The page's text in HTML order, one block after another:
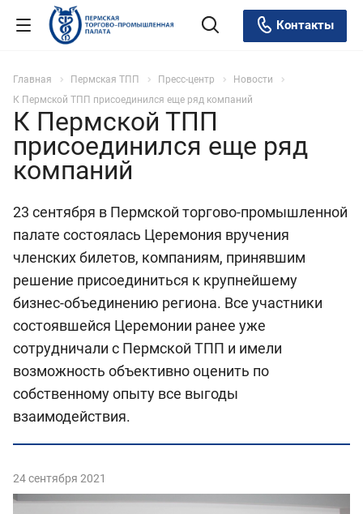
Контакты
Главная Пермская ТПП Пресс-центр
Новости
К Пермской ТПП присоединился еще ряд компаний
К Пермской ТПП
присоединился еще ряд
компаний
23 сентября в Пермской торгово-промышленной
палате состоялась Церемония вручения
членских билетов, компаниям, принявшим
решение присоединиться к крупнейшему
бизнес-объединению региона. Все участники
состоявшейся Церемонии ранее уже
сотрудничали с Пермской ТПП и имели
возможность объективно оценить по
собственному опыту все выгоды
взаимодействия.
24 сентября 2021